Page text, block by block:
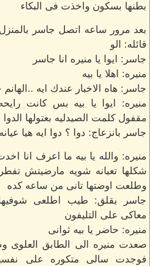
بطنها بسكون واخذت فى البكاء
بعد مرور ساعه اتصل جاسر
قائله: الو
جاسر: ايوا يا منيره انا جاسر
منيره: اهلا يا بيه
جاسر: هاه الاخبار عندك ايه
منيره: ايوا يا بيه بس كانت
مقفول كلمت الصيدليه بعتولها الدوا
جاسر بانزعاج: دوا ؟ دوا ايه هيا
منيره: والله يا بيه ما اعرف انا
شكلها تعبانه شويه مارضيتش
وطلعت اوضتها تانى من ساعه كده
جاسر بقلق: طيب اطلعى شوفيها
معاكى على التليفون
منيره: حاضر يا بيه ثوانى
صعدت منيره الى الطابق العلوى
فوجدت سالى متكوره على